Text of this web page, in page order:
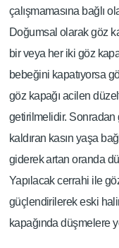
çalışmamasına bağlı
Doğumsal olarak göz
bir veya her iki göz
bebeğini kapatıyorsa
göz kapağı acilen
getirilmelidir. Sonradan
kaldıran kasın yaşa
giderek artan oranda
Yapılacak cerrahi ile
güçlendirilerek eski
kapağında düşmelere